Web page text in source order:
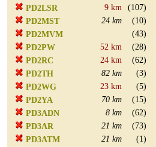
PD2LSR
9 km
(107)
PD2MST
24 km
(10)
PD2MVM
(43)
PD2PW
52 km
(28)
PD2RC
24 km
(62)
PD2TH
82 km
(3)
PD2WG
23 km
(5)
PD2YA
70 km
(15)
PD3ADN
8 km
(62)
PD3AR
21 km
(73)
PD3ATM
21 km
(1)